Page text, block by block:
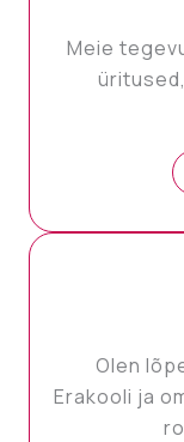
Meie
Olen
Erakooli ja